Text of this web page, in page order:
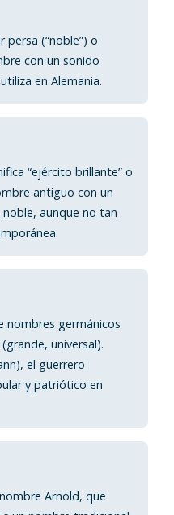
persa (“noble”) o
con un sonido
en Alemania.
“ejército brillante” o
antiguo con un
aunque no tan
nombres germánicos
universal).
el guerrero
y patriótico en
Arnold, que